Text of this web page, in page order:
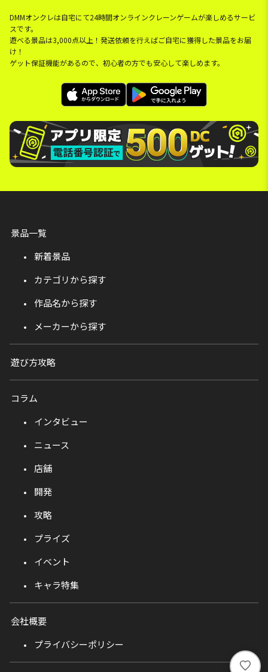
DMMオンクレは自宅にて24時間オンラインクレーンゲームが楽しめるサービ
スです。
遊べる景品は3,000点以上！発送依頼を行えばご自宅に獲得した景品をお届
け！
ゲット保証機能があるので、初心者の方でも安心して楽しめます。
い
景品一覧
新着景品
カテゴリから探す
作品名から探す
メーカーから探す
遊び方攻略
コラム
インタビュー
ニュース
店舗
開発
攻略
プライズ
イベント
キャラ特集
会社概要
プライバシーポリシー